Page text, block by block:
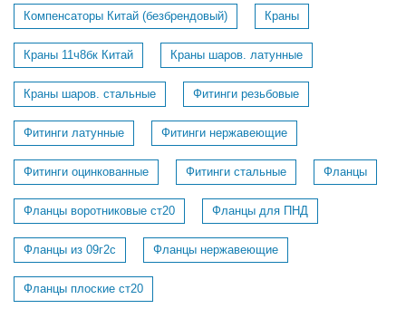
Компенсаторы Китай (безбрендовый) Краны
Краны 11ч8бк Китай Краны шаров. латунные
Краны шаров. стальные Фитинги резьбовые
Фитинги латунные Фитинги нержавеющие
Фитинги оцинкованные Фитинги стальные Фланцы
Фланцы воротниковые ст20 Фланцы для ПНД
Фланцы из 09г2с Фланцы нержавеющие
Фланцы плоские ст20